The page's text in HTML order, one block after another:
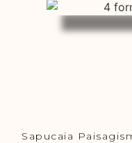
Sapucaia